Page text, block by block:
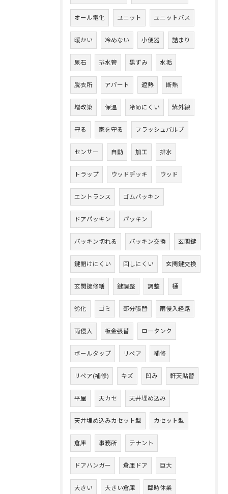
オール電化 ユニット ユニットバス
暖かい 冷めない 小便器 詰まり
尿石 排水管 黒ずみ 水垢
脱衣所 アパート 遮熱 断熱
増改築 保温 冷めにくい 紫外線
守る 家を守る フラッシュバルブ
センサー 自動 加工 排水
トラップ ウッドデッキ ウッド
エントランス ゴムパッキン
ドアパッキン パッキン
パッキン切れる パッキン交換 玄関鍵
鍵開けにくい 回しにくい 玄関鍵交換
玄関鍵修繕 鍵調整 調整 樋
劣化 ゴミ 部分張替 雨侵入経路
雨侵入 板金張替 ロータンク
ボールタップ リペア 補修
リペア(補修) キズ 凹み 軒天貼替
平屋 天カセ 天井埋め込み
天井埋め込みカセット型 カセット型
倉庫 事務所 テナント
ドアハンガー 倉庫ドア 巨大
大きい 大きい倉庫 臨時休業